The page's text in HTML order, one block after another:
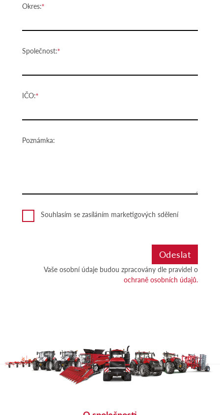
Okres:
Společnost:
IČO:
Poznámka:
Souhlasím se zasíláním marketigových sdělení
Vaše osobní údaje budou zpracovány dle pravidel o
ochraně osobních údajů.